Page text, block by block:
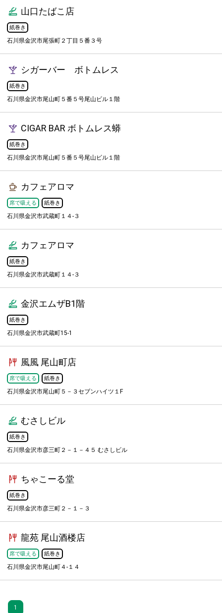
山口たばこ店
紙巻き
石川県金沢市尾張町２丁目５番３号
シガーバー ボトムレス
紙巻き
石川県金沢市尾山町５番５号尾山ビル１階
CIGAR BAR ボトムレス蟒
紙巻き
石川県金沢市尾山町５番５号尾山ビル１階
カフェアロマ
席で吸える 紙巻き
石川県金沢市武蔵町１４-３
カフェアロマ
紙巻き
石川県金沢市武蔵町１４-３
金沢エムザB1階
紙巻き
石川県金沢市武蔵町15-1
風風 尾山町店
席で吸える 紙巻き
石川県金沢市尾山町５－３セブンハイツ１F
むさしビル
紙巻き
石川県金沢市彦三町２－１－４５ むさしビル
ちゃこーる堂
紙巻き
石川県金沢市彦三町２－１－３
龍苑 尾山酒楼店
席で吸える 紙巻き
石川県金沢市尾山町４-１４
1